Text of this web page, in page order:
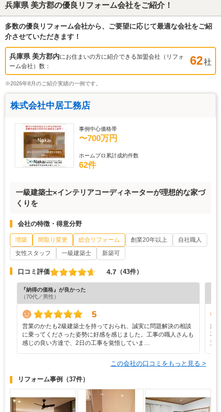
兵庫県 美方郡の優良リフォーム会社をご紹介！
多数の優良リフォーム会社から、ご要望に応じて最適な会社をご紹
介させていただきます！
兵庫県 美方郡内にお住まいの方に紹介できる加盟会社（リフォ
ーム会社）数：
62社
※2026年8月のご紹介実績の一例です。
株式会社中居工務店
事例中心価格帯
〜700万円
ホームプロ累計成約件数
62件
一級建築士×インテリアコーディネーターが理想的な家づ
くりを
会社の特徴・得意分野
増築 間取り変更 総合リフォーム 創業20年以上
自社職人
女性スタッフ
一級建築士 新築可
口コミ評価 4.7 （43件）
『納得の価格』が良かった
（70代／男性）
5
営業のかたも2級建築士を持っておられ、誠実に問題解決の相談
に乗ってくださった姿勢に好感を感じました。工事の職人さんも
感じの良い方達で、2日の工事を覚悟していま…
築
不
過
この会社の口コミをもっと見る >
リフォーム事例 （37件）